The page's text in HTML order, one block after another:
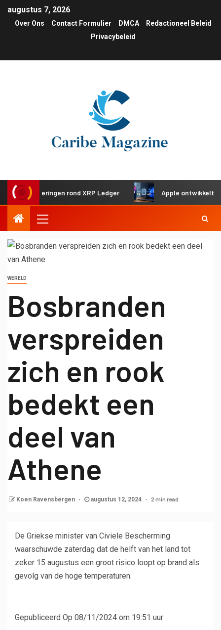
augustus 7, 2026
Over Ons Contact Formulier DMCA
Redactioneel Beleid
Privacybeleid
rond XRP Ledger Apple ontwikkelt
WERELD
Bosbranden
verspreiden
zich en rook
bedekt een
deel van
Athene
Koen Ravensbergen augustus 12, 2024 2 min read
De Griekse minister van Civiele Bescherming
waarschuwde zaterdag dat de helft van het land tot
zeker 15 augustus een groot risico loopt op brand als
gevolg van de hoge temperaturen.
Gepubliceerd Op 08/11/2024 om 19:51 uur